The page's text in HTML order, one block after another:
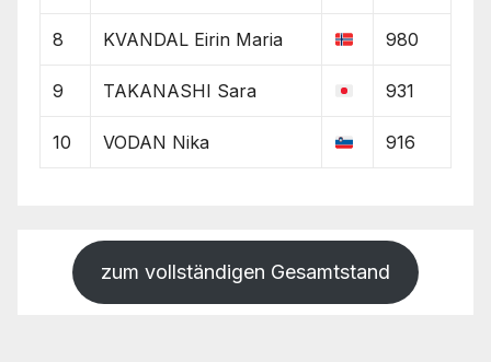
8 KVANDAL Eirin Maria 980
9 TAKANASHI Sara 931
10 VODAN Nika 916
zum vollständigen Gesamtstand